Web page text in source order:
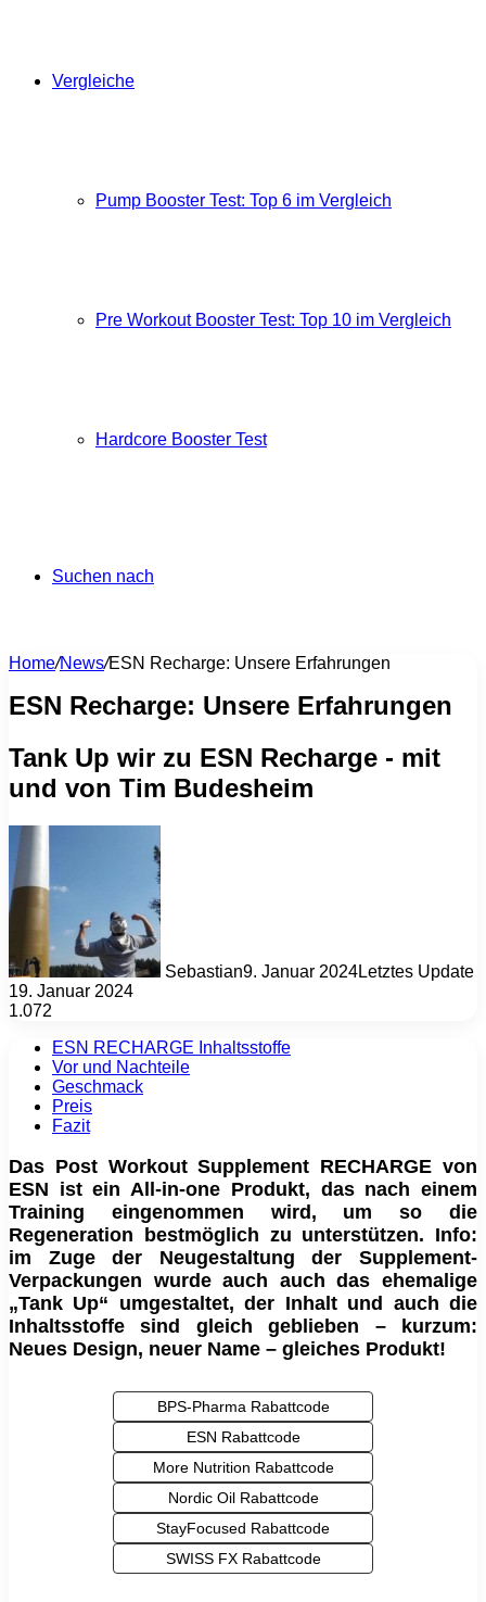
Vergleiche
Pump Booster Test: Top 6 im Vergleich
Pre Workout Booster Test: Top 10 im Vergleich
Hardcore Booster Test
Suchen nach
Home/News/ESN Recharge: Unsere Erfahrungen
ESN Recharge: Unsere Erfahrungen
Tank Up wir zu ESN Recharge - mit
und von Tim Budesheim
Sebastian9. Januar 2024Letztes Update
19. Januar 2024
1.072
ESN RECHARGE Inhaltsstoffe
Vor und Nachteile
Geschmack
Preis
Fazit
Das Post Workout Supplement RECHARGE von
ESN ist ein All-in-one Produkt, das nach einem
Training eingenommen wird, um so die
Regeneration bestmöglich zu unterstützen. Info:
im Zuge der Neugestaltung der Supplement-
Verpackungen wurde auch auch das ehemalige
„Tank Up“ umgestaltet, der Inhalt und auch die
Inhaltsstoffe sind gleich geblieben – kurzum:
Neues Design, neuer Name – gleiches Produkt!
BPS-Pharma Rabattcode
ESN Rabattcode
More Nutrition Rabattcode
Nordic Oil Rabattcode
StayFocused Rabattcode
SWISS FX Rabattcode